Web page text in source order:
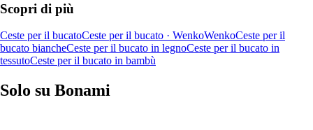
Scopri di più
Ceste per il bucatoCeste per il bucato · WenkoWenkoCeste per il
bucato biancheCeste per il bucato in legnoCeste per il bucato in
tessutoCeste per il bucato in bambù
Solo su Bonami